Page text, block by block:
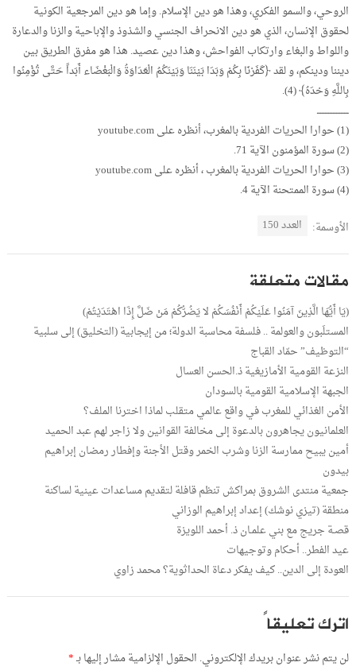
الروحي، والسمو الفكري، وهذا هو دين الإسلام. وإما هو دين المرجعية الكونية
لحقوق الإنسان، الذي هو دين الانحراف الجنسي والشذوذ والإباحية والزنا والدعارة
واللواط والبغاء وارتكاب الفواحش، وهذا دين عصيد. هذا هو مفرق الطريق بين
ديننا ودينكم، و لقد ﴿كَفَرْنَا بِكُمْ وَبَدَا بَيْنَنَا وَبَيْنَكُمُ الْعَدَاوَةُ وَالْبَغْضَاء أَبَداً حَتَّى تُؤْمِنُوا
بِاللَّهِ وَحْدَهُ﴾ (4).
ــــــــــــــــــــ
(1) حوارا الحريات الفردية بالمغرب، أنظره على youtube.com
(2) سورة المؤمنون الآية 71.
(3) حوارا الحريات الفردية بالمغرب ، أنظره على youtube.com
(4) سورة الممتحنة الآية 4.
الأوسمة: العدد 150
مقالات متعلقة
(يَا أَيُّهَا الَّذِينَ آمَنُوا عَلَيْكُمْ أَنْفُسَكُمْ لا يَضُرُّكُمْ مَنْ ضَلَّ إِذَا اهْتَدَيْتُمْ)
المستلَبون والعولمة .. فلسفة محاسبة الدولة؛ من إيجابية (التخليق) إلى سلبية
“التوظيف” حمّاد القباج
النزعة القومية الأمازيغية ذ.الحسن العسال
الجبهة الإسلامية القومية بالسودان
الأمن الغذائي للمغرب في واقع عالمي متقلب لماذا اخترنا الملف؟
العلمانيون يجاهرون بالدعوة إلى مخالفة القوانين ولا زاجر لهم عبد الحميد
أمين يبيح ممارسة الزنا وشرب الخمر وقتل الأجنة وإفطار رمضان إبراهيم
بيدون
جمعية منتدى الشروق بمراكش تنظم قافلة لتقديم مساعدات عينية لساكنة
منطقة (تيزي نوشك) إعداد إبراهيم الوزاني
قصـة جريج مع بني علمـان ذ. أحمد اللويزة
عيد الفطر.. أحكام وتوجيهات
العودة إلى الدين.. كيف يفكر دعاة الحداثوية؟ محمد زاوي
اترك تعليقاً
لن يتم نشر عنوان بريدك الإلكتروني. الحقول الإلزامية مشار إليها بـ*